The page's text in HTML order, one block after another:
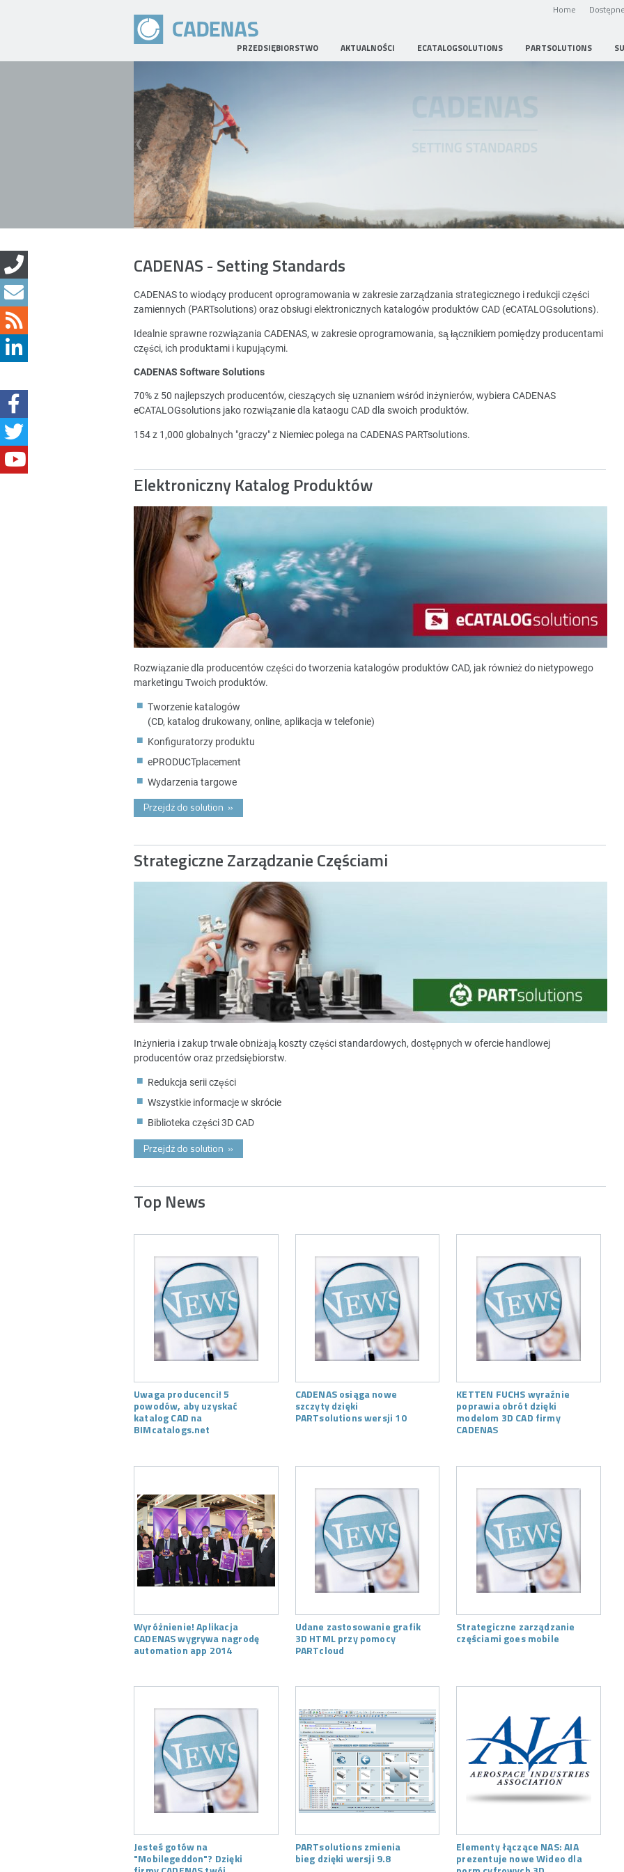
Home
PRZEDSIĘBIORSTWO AKTUALNOŚCI ECATALOGSOLUTIONS PARTSOLUTIONS
CADENAS - Setting Standards
CADENAS to wiodący producent oprogramowania w zakresie zarządzania strategicznego i redukcji części
zamiennych (PARTsolutions) oraz obsługi elektronicznych katalogów produktów CAD (eCATALOGsolutions).
Idealnie sprawne rozwiązania CADENAS, w zakresie oprogramowania, są łącznikiem pomiędzy producentami
części, ich produktami i kupującymi.
CADENAS Software Solutions
70% z 50 najlepszych producentów, cieszących się uznaniem wśród inżynierów, wybiera CADENAS
eCATALOGsolutions jako rozwiązanie dla kataogu CAD dla swoich produktów.
154 z 1,000 globalnych "graczy" z Niemiec polega na CADENAS PARTsolutions.
Elektroniczny Katalog Produktów
Rozwiązanie dla producentów części do tworzenia katalogów produktów CAD, jak również do nietypowego
marketingu Twoich produktów.
Tworzenie katalogów
(CD, katalog drukowany, online, aplikacja w telefonie)
Konfiguratorzy produktu
ePRODUCTplacement
Wydarzenia targowe
Przejdż do solution »
Strategiczne Zarządzanie Częściami
Inżynieria i zakup trwale obniżają koszty części standardowych, dostępnych w ofercie handlowej
producentów oraz przedsiębiorstw.
Redukcja serii części
Wszystkie informacje w skrócie
Biblioteka części 3D CAD
Przejdż do solution »
Top News
Uwaga producenci! 5
powodów, aby uzyskać
katalog CAD na
BIMcatalogs.net
CADENAS osiąga nowe
szczyty dzięki
PARTsolutions wersji 10
KETTEN FUCHS wyraźnie
poprawia obrót dzięki
modelom 3D CAD firmy
CADENAS
Wyróżnienie! Aplikacja
CADENAS wygrywa nagrodę
automation app 2014
Udane zastosowanie grafik
3D HTML przy pomocy
PARTcloud
Strategiczne zarządzanie
częściami goes mobile
Jesteś gotów na
"Mobilegeddon"? Dzięki
PARTsolutions zmienia
bieg dzięki wersji 9.8
Elementy łączące NAS: AIA
prezentuje nowe Wideo dla